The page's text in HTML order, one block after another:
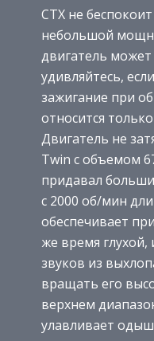
CTX не
небольшой
двигатель
удивляйтесь,
зажигание при
относится
Двигатель не
Twin с объемом
придавал
с 2000 об/мин
обеспечивает
же время
звуков из
вращать его
верхнем
улавливает